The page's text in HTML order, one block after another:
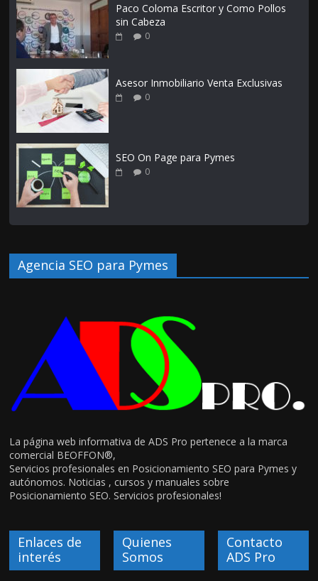
Paco Coloma Escritor y Como Pollos
sin Cabeza
0
Asesor Inmobiliario Venta Exclusivas
0
SEO On Page para Pymes
0
Agencia SEO para Pymes
La página web informativa de ADS Pro pertenece a la marca
comercial BEOFFON®,
Servicios profesionales en Posicionamiento SEO para Pymes y
autónomos. Noticias , cursos y manuales sobre
Posicionamiento SEO. Servicios profesionales!
Enlaces de
interés
Quienes
Somos
Contacto
ADS Pro